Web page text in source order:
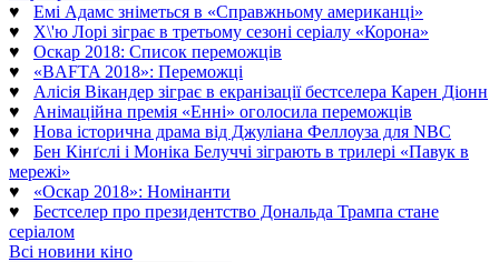
♥ Емі Адамс зніметься в «Справжньому американці»
♥ Х\'ю Лорі зіграє в третьому сезоні серіалу «Корона»
♥ Оскар 2018: Список переможців
♥ «BAFTA 2018»: Переможці
♥ Алісія Вікандер зіграє в екранізації бестселера Карен Діонн
♥ Анімаційна премія «Енні» оголосила переможців
♥ Нова історична драма від Джуліана Феллоуза для NBC
♥ Бен Кінґслі і Моніка Белуччі зіграють в трилері «Павук в
мережі»
♥ «Оскар 2018»: Номінанти
♥ Бестселер про президентство Дональда Трампа стане
серіалом
Всі новини кіно